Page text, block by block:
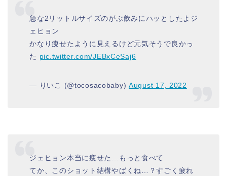
急な2リットルサイズのがぶ飲みにハッとしたよジ
ェヒョン
かなり痩せたように見えるけど元気そうで良かっ
た pic.twitter.com/JEBxCeSaj6
— りいこ (@tocosacobaby)August 17, 2022
ジェヒョン本当に痩せた…もっと食べて
てか、このショット結構やばくね…？すごく疲れ